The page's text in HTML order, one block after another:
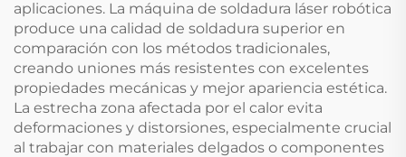
aplicaciones. La máquina de soldadura láser robótica
produce una calidad de soldadura superior en
comparación con los métodos tradicionales,
creando uniones más resistentes con excelentes
propiedades mecánicas y mejor apariencia estética.
La estrecha zona afectada por el calor evita
deformaciones y distorsiones, especialmente crucial
al trabajar con materiales delgados o componentes